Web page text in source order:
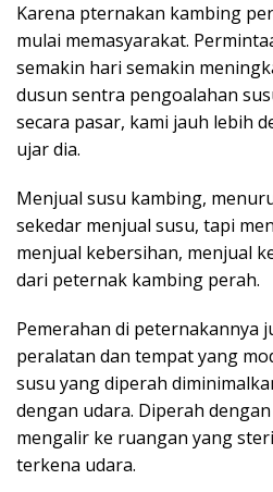
Karena pternakan kambing
mulai memasyarakat.
semakin hari semakin
dusun sentra pengoalahan
secara pasar, kami jauh lebih
ujar dia.
Menjual susu kambing,
sekedar menjual susu, tapi
menjual kebersihan, menjual
dari peternak kambing perah.
Pemerahan di peternakannya
peralatan dan tempat yang
susu yang diperah
dengan udara. Diperah
mengalir ke ruangan yang
terkena udara.